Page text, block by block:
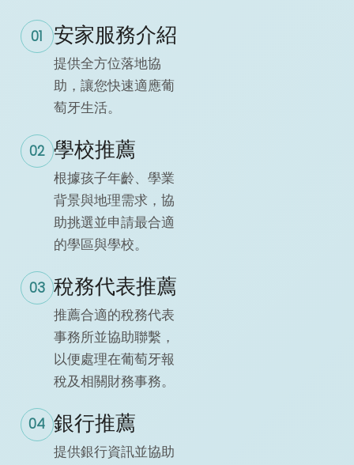
01 安家服務介紹
提供全方位落地協
助，讓您快速適應葡
萄牙生活。
02 學校推薦
根據孩子年齡、學業
背景與地理需求，協
助挑選並申請最合適
的學區與學校。
03 稅務代表推薦
推薦合適的稅務代表
事務所並協助聯繫，
以便處理在葡萄牙報
稅及相關財務事務。
04 銀行推薦
提供銀行資訊並協助